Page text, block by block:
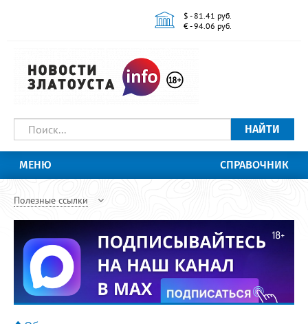
$ - 81.41 руб.
€ - 94.06 руб.
НАЙТИ
МЕНЮ СПРАВОЧНИК
Полезные ссылки